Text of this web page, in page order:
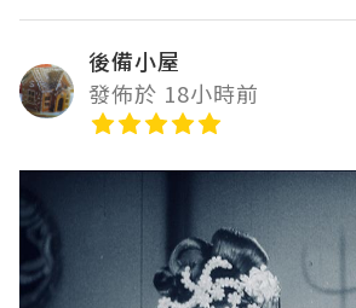
後備小屋
發佈於 18小時前